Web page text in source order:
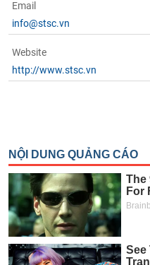
Email
info@stsc.vn
Website
http://www.stsc.vn